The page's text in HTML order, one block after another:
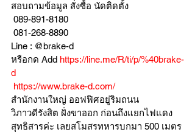
สอบถามข้อมูล สั่งซื้อ นัดติดตั้ง
089-891-8180
081-268-8890
Line : @brake-d
หรือกด Add https://line.me/R/ti/p/%40brake-
d
https://www.brake-d.com/
สำนักงานใหญ่ ออฟฟิศอยู่ริมถนน
วิภาวดีรังสิต ฝั่งขาออก ก่อนถึงแยกไฟแดง
สุทธิสารค่ะ เลยสโมสรทหารบกมา 500 เมตร